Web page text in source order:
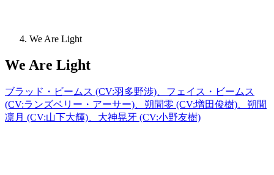
We Are Light
We Are Light
ブラッド・ビームス (CV:羽多野渉)、フェイス・ビームス
(CV:ランズベリー・アーサー)、朔間零 (CV:増田俊樹)、朔間
凛月 (CV:山下大輝)、大神晃牙 (CV:小野友樹)